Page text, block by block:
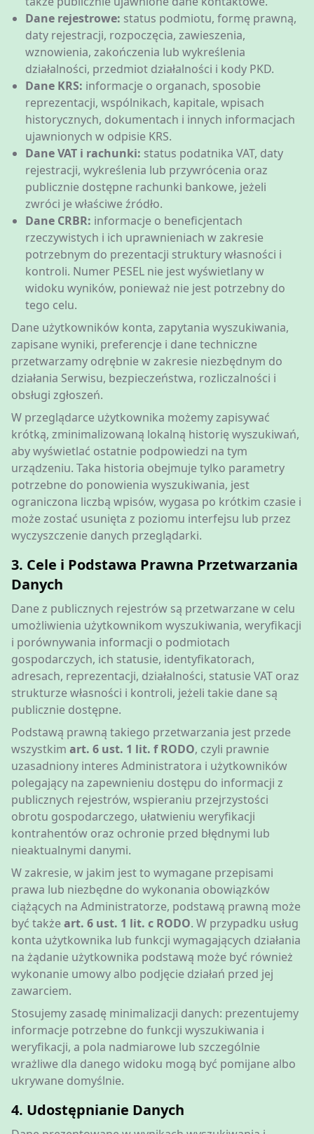
Dane rejestrowe: status podmiotu, formę prawną,
daty rejestracji, rozpoczęcia, zawieszenia,
wznowienia, zakończenia lub wykreślenia
działalności, przedmiot działalności i kody PKD.
Dane KRS: informacje o organach, sposobie
reprezentacji, wspólnikach, kapitale, wpisach
historycznych, dokumentach i innych informacjach
ujawnionych w odpisie KRS.
Dane VAT i rachunki: status podatnika VAT, daty
rejestracji, wykreślenia lub przywrócenia oraz
publicznie dostępne rachunki bankowe, jeżeli
zwróci je właściwe źródło.
Dane CRBR: informacje o beneficjentach
rzeczywistych i ich uprawnieniach w zakresie
potrzebnym do prezentacji struktury własności i
kontroli. Numer PESEL nie jest wyświetlany w
widoku wyników, ponieważ nie jest potrzebny do
tego celu.
Dane użytkowników konta, zapytania wyszukiwania,
zapisane wyniki, preferencje i dane techniczne
przetwarzamy odrębnie w zakresie niezbędnym do
działania Serwisu, bezpieczeństwa, rozliczalności i
obsługi zgłoszeń.
W przeglądarce użytkownika możemy zapisywać
krótką, zminimalizowaną lokalną historię wyszukiwań,
aby wyświetlać ostatnie podpowiedzi na tym
urządzeniu. Taka historia obejmuje tylko parametry
potrzebne do ponowienia wyszukiwania, jest
ograniczona liczbą wpisów, wygasa po krótkim czasie i
może zostać usunięta z poziomu interfejsu lub przez
wyczyszczenie danych przeglądarki.
3. Cele i Podstawa Prawna Przetwarzania
Danych
Dane z publicznych rejestrów są przetwarzane w celu
umożliwienia użytkownikom wyszukiwania, weryfikacji
i porównywania informacji o podmiotach
gospodarczych, ich statusie, identyfikatorach,
adresach, reprezentacji, działalności, statusie VAT oraz
strukturze własności i kontroli, jeżeli takie dane są
publicznie dostępne.
Podstawą prawną takiego przetwarzania jest przede
wszystkim art. 6 ust. 1 lit. f RODO, czyli prawnie
uzasadniony interes Administratora i użytkowników
polegający na zapewnieniu dostępu do informacji z
publicznych rejestrów, wspieraniu przejrzystości
obrotu gospodarczego, ułatwieniu weryfikacji
kontrahentów oraz ochronie przed błędnymi lub
nieaktualnymi danymi.
W zakresie, w jakim jest to wymagane przepisami
prawa lub niezbędne do wykonania obowiązków
ciążących na Administratorze, podstawą prawną może
być takżeart. 6 ust. 1 lit. c RODO. W przypadku usług
konta użytkownika lub funkcji wymagających działania
na żądanie użytkownika podstawą może być również
wykonanie umowy albo podjęcie działań przed jej
zawarciem.
Stosujemy zasadę minimalizacji danych: prezentujemy
informacje potrzebne do funkcji wyszukiwania i
weryfikacji, a pola nadmiarowe lub szczególnie
wrażliwe dla danego widoku mogą być pomijane albo
ukrywane domyślnie.
4. Udostępnianie Danych